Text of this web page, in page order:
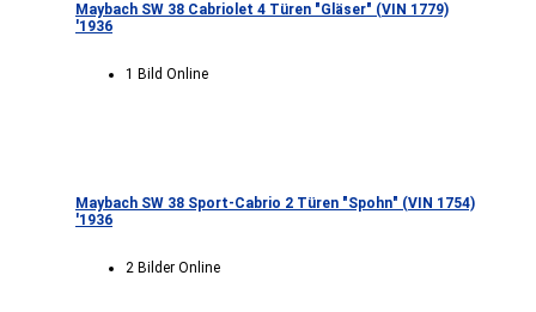
Maybach SW 38 Cabriolet 4 Türen "Gläser" (VIN 1779)
'1936
1 Bild Online
Maybach SW 38 Sport-Cabrio 2 Türen "Spohn" (VIN 1754)
'1936
2 Bilder Online